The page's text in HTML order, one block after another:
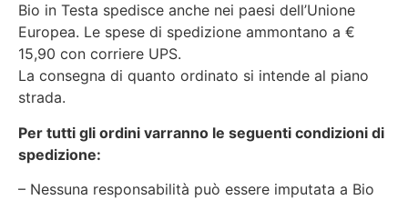
Bio in Testa spedisce anche nei paesi dell’Unione
Europea. Le spese di spedizione ammontano a €
15,90 con corriere UPS.
La consegna di quanto ordinato si intende al piano
strada.
Per tutti gli ordini varranno le seguenti condizioni di
spedizione:
– Nessuna responsabilità può essere imputata a Bio